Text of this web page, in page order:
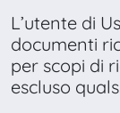
L’utente di
documenti
per scopi di
escluso